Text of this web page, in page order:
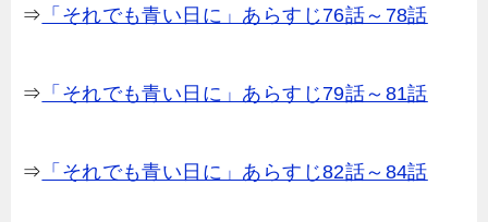
⇒ 「それでも青い日に」あらすじ76話～78話
⇒ 「それでも青い日に」あらすじ79話～81話
⇒ 「それでも青い日に」あらすじ82話～84話